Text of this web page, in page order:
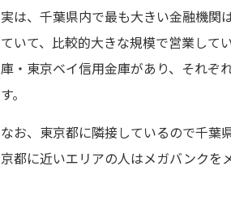
実は、千葉県内で最も大きい金融機関
ていて、比較的大きな規模で営業して
庫・東京ベイ信用金庫があり、それぞ
す。
なお、東京都に隣接しているので千葉
京都に近いエリアの人はメガバンクを